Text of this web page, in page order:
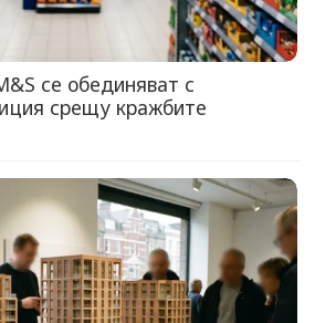
се обединяват с
срещу кражбите